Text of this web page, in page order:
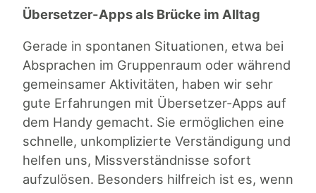
Übersetzer-Apps als Brücke im Alltag
Gerade in spontanen Situationen, etwa bei
Absprachen im Gruppenraum oder während
gemeinsamer Aktivitäten, haben wir sehr
gute Erfahrungen mit Übersetzer-Apps auf
dem Handy gemacht. Sie ermöglichen eine
schnelle, unkomplizierte Verständigung und
helfen uns, Missverständnisse sofort
aufzulösen. Besonders hilfreich ist es, wenn